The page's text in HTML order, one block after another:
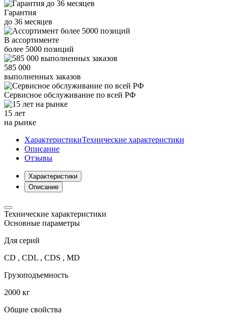
Гарантия
до 36 месяцев
В ассортименте
более 5000 позиций
585 000
выполненных заказов
Сервисное обслуживание по всей РФ
15 лет
на рынке
ХарактеристикиТехнические характеристики
Описание
Отзывы
Характеристики
Описание
Технические характеристики
Основные параметры
Для серий
CD , CDL , CDS , MD
Грузоподъемность
2000 кг
Общие свойства